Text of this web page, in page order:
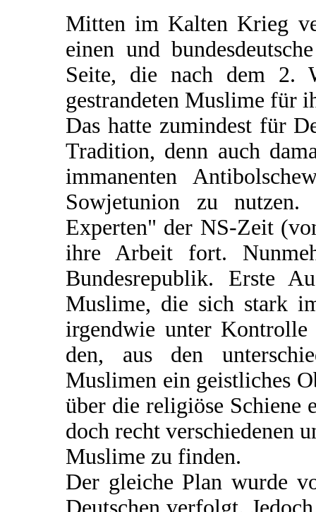
Mitten im Kalten Krieg
einen und
Seite, die nach dem 2.
gestrandeten Muslime für
Das hatte zumindest für
Tradition, denn auch
immanenten
Sowjetunion zu
Experten" der NS-Zeit
ihre Arbeit fort.
Bundesrepublik. Erste
Muslime, die sich stark
irgendwie unter
den, aus den
Muslimen ein geistliches
über die religiöse Schiene
doch recht verschiedenen
Muslime zu finden.
Der gleiche Plan wurde